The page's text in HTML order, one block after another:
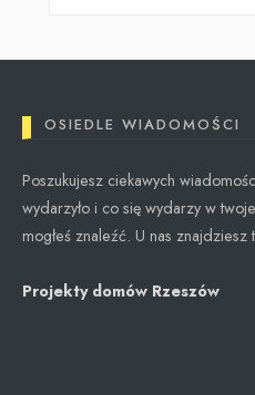
OSIEDLE WIADOMOŚCI
Poszukujesz ciekawych
wydarzyło i co się wydarzy w
mogłeś znaleźć. U nas znajdziesz
Projekty domów Rzeszów